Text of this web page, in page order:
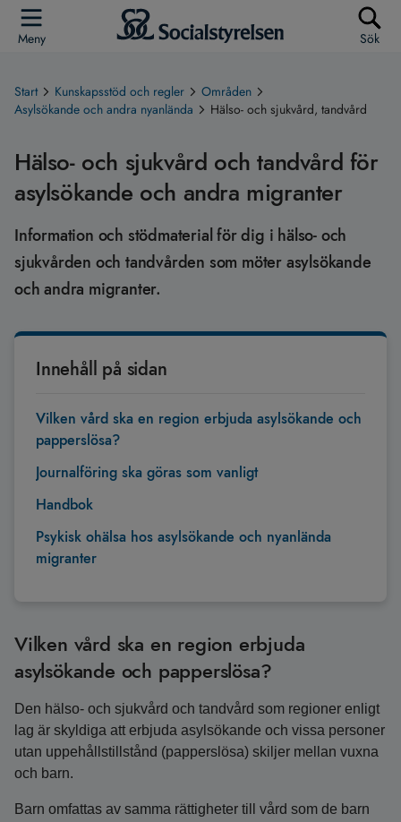
Meny Sök
Start Kunskapsstöd och regler
Områden
Asylsökande och andra nyanlända
Hälso- och sjukvård, tandvård
Hälso- och sjukvård och tandvård för
asylsökande och andra migranter
Information och stödmaterial för dig i hälso- och
sjukvården och tandvården som möter asylsökande
och andra migranter.
Innehåll på sidan
Vilken vård ska en region erbjuda asylsökande och
papperslösa?
Journalföring ska göras som vanligt
Handbok
Psykisk ohälsa hos asylsökande och nyanlända
migranter
Vilken vård ska en region erbjuda
asylsökande och papperslösa?
Den hälso- och sjukvård och tandvård som regioner enligt
lag är skyldiga att erbjuda asylsökande och vissa personer
utan uppehållstillstånd (papperslösa) skiljer mellan vuxna
och barn.
Barn omfattas av samma rättigheter till vård som de barn